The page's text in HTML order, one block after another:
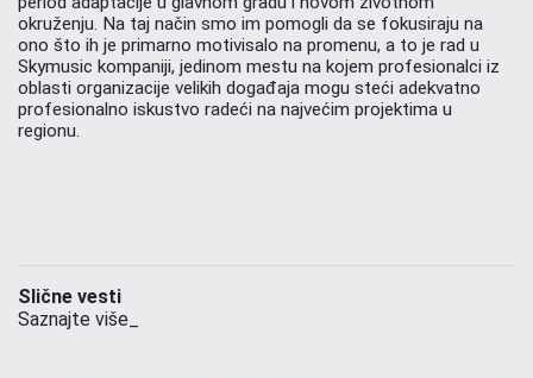
okruženju. Na taj način smo im pomogli da se fokusiraju na
ono što ih je primarno motivisalo na promenu, a to je rad u
Skymusic kompaniji, jedinom mestu na kojem profesionalci iz
oblasti organizacije velikih događaja mogu steći adekvatno
profesionalno iskustvo radeći na najvećim projektima u
regionu.
Slične vesti
Saznajte više_